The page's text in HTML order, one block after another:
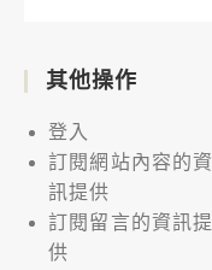
其他操作
登入
訂閱網站內容的資
訊提供
訂閱留言的資訊提
供